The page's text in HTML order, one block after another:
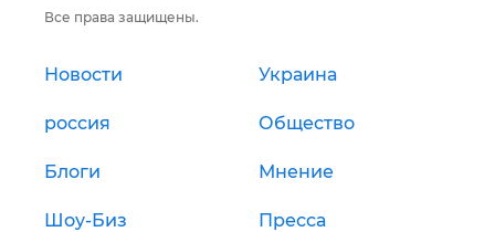
Все права защищены.
Новости Украина
россия Общество
Блоги Мнение
Шоу-Биз Пресса